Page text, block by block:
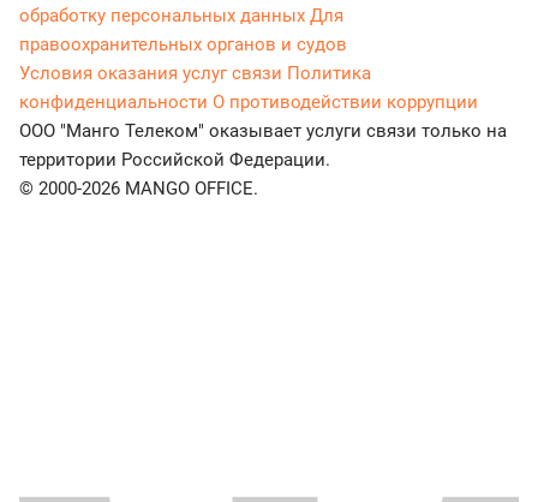
обработку персональных данных Для
правоохранительных органов и судов
Условия оказания услуг связи Политика
конфиденциальности О противодействии коррупции
ООО "Манго Телеком" оказывает услуги связи только на
территории Российской Федерации.
© 2000-2026 MANGO OFFICE.